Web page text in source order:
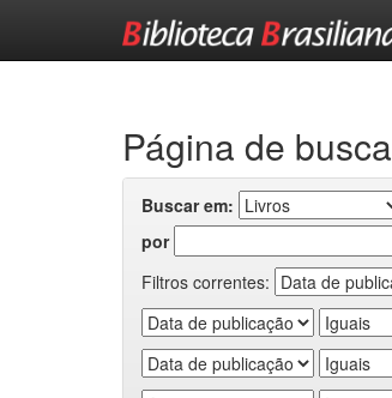
Página de busca
Buscar em:
por
Filtros correntes: